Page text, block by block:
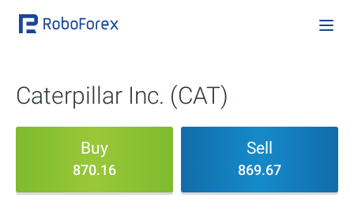
Caterpillar Inc. (CAT)
Buy
870.16
Sell
869.67